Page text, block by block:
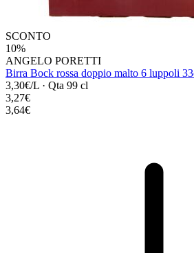
SCONTO
10%
ANGELO PORETTI
Birra Bock rossa doppio malto 6 luppoli
3,30€/L · Qta 99 cl
3,27€
3,64€